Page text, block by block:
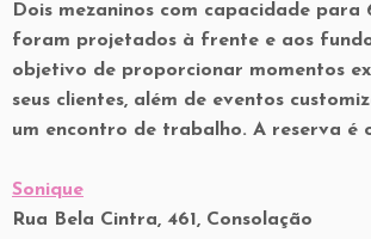
Dois mezaninos com capacidade para
foram projetados à frente e aos
objetivo de proporcionar momentos
seus clientes, além de eventos
um encontro de trabalho. A reserva é
Sonique
Rua Bela Cintra, 461, Consolação